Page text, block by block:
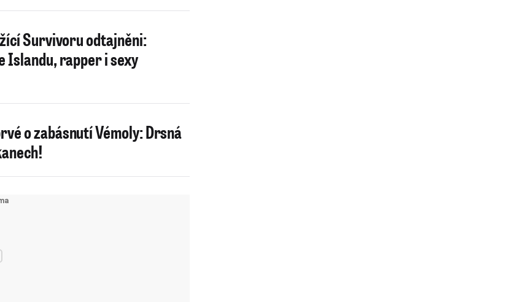
Survivoru odtajněni:
Islandu, rapper i sexy
o zabásnutí Vémoly: Drsná